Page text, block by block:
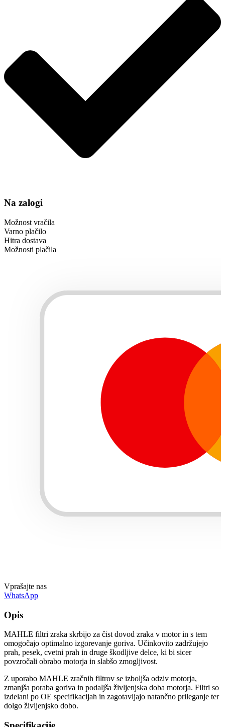
Na zalogi
Možnost vračila
Varno plačilo
Hitra dostava
Možnosti plačila
Vprašajte nas
WhatsApp
Opis
MAHLE filtri zraka skrbijo za čist dovod zraka v motor in s tem
omogočajo optimalno izgorevanje goriva. Učinkovito zadržujejo
prah, pesek, cvetni prah in druge škodljive delce, ki bi sicer
povzročali obrabo motorja in slabšo zmogljivost.
Z uporabo MAHLE zračnih filtrov se izboljša odziv motorja,
zmanjša poraba goriva in podaljša življenjska doba motorja. Filtri so
izdelani po OE specifikacijah in zagotavljajo natančno prileganje ter
dolgo življenjsko dobo.